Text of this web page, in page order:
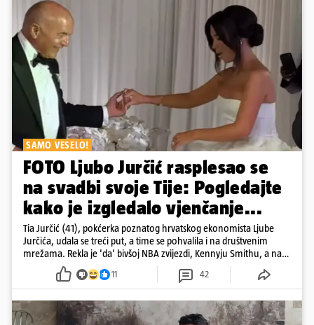
SAMO VESELO!
FOTO Ljubo Jurčić rasplesao se
na svadbi svoje Tije: Pogledajte
kako je izgledalo vjenčanje...
Tia Jurčić (41), pokćerka poznatog hrvatskog ekonomista Ljube
Jurčića, udala se treći put, a time se pohvalila i na društvenim
mrežama. Rekla je 'da' bivšoj NBA zvijezdi, Kennyju Smithu, a na
snimkama i fotografijama je pokazala vesele trenutke s vjenčanja
11 42